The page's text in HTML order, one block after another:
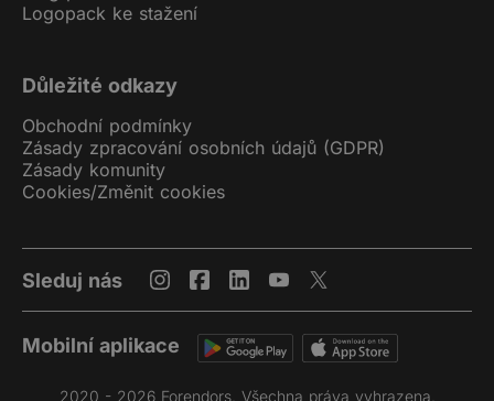
Logopack ke stažení
Důležité odkazy
Obchodní podmínky
Zásady zpracování osobních údajů (GDPR)
Zásady komunity
Cookies/Změnit cookies
Sleduj nás
Mobilní aplikace
2020 - 2026 Forendors. Všechna práva vyhrazena.